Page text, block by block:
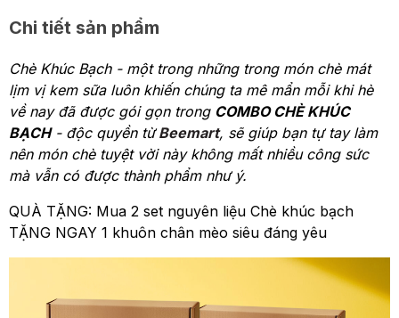
Chi tiết sản phẩm
Chè Khúc Bạch - một trong những trong món chè mát
lịm vị kem sữa luôn khiến chúng ta mê mẩn mỗi khi hè
về nay đã được gói gọn trong COMBO CHÈ KHÚC
BẠCH- độc quyền từ Beemart, sẽ giúp bạn tự tay làm
nên món chè tuyệt vời này không mất nhiều công sức
mà vẫn có được thành phẩm như ý.
QUÀ TẶNG: Mua 2 set nguyên liệu Chè khúc bạch
TẶNG NGAY 1 khuôn chân mèo siêu đáng yêu